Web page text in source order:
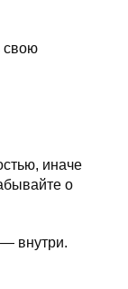
свою
иначе
о
внутри.